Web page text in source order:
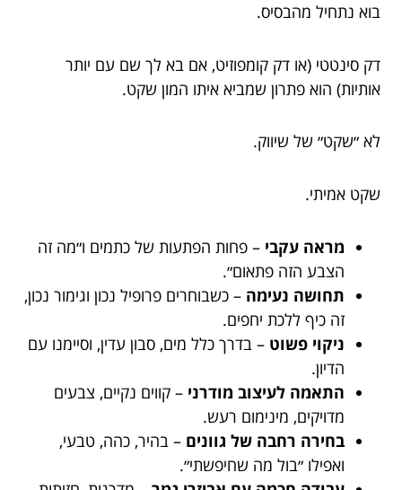
בוא נתחיל מהבסיס.
דק סינטטי (או דק קומפוזיט, אם בא לך שם עם יותר
אותיות) הוא פתרון שמביא איתו המון שקט.
לא ״שקט״ של שיווק.
שקט אמיתי.
מראה עקבי – פחות הפתעות של כתמים ו״מה זה
הצבע הזה פתאום״.
תחושה נעימה – כשבוחרים פרופיל נכון וגימור נכון,
זה כיף ללכת יחפים.
ניקוי פשוט – בדרך כלל מים, סבון עדין, וסיימנו עם
הדיון.
התאמה לעיצוב מודרני – קווים נקיים, צבעים
מדויקים, מינימום רעש.
בחירה רחבה של גוונים – בהיר, כהה, טבעי,
ואפילו ״בול מה שחיפשתי״.